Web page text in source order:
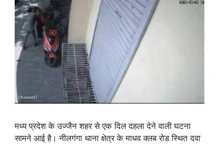
मध्य प्रदेश के उज्जैन शहर से एक दिल दहला देने वाली घटना
सामने आई है। नीलगंगा थाना क्षेत्र के माधव क्लब रोड स्थित दवा